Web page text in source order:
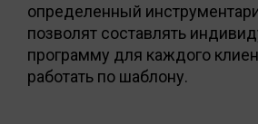
определенный
позволят составлять
программу для каждого
работать по шаблону.